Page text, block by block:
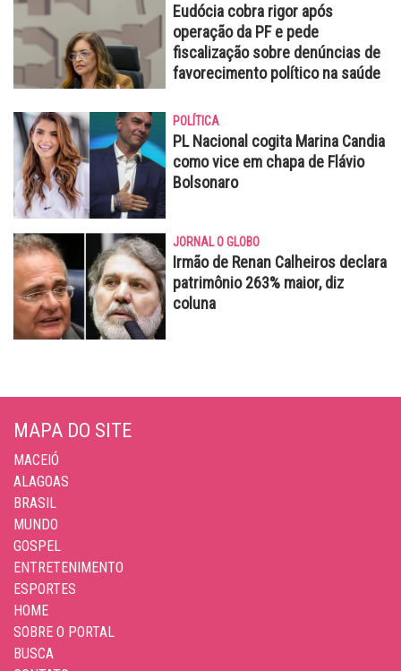
Eudócia cobra rigor após
operação da PF e pede
fiscalização sobre denúncias de
favorecimento político na saúde
POLÍTICA
PL Nacional cogita Marina Candia
como vice em chapa de Flávio
Bolsonaro
JORNAL O GLOBO
Irmão de Renan Calheiros declara
patrimônio 263% maior, diz
coluna
MAPA DO SITE
MACEIÓ
ALAGOAS
BRASIL
MUNDO
GOSPEL
ENTRETENIMENTO
ESPORTES
HOME
SOBRE O PORTAL
BUSCA